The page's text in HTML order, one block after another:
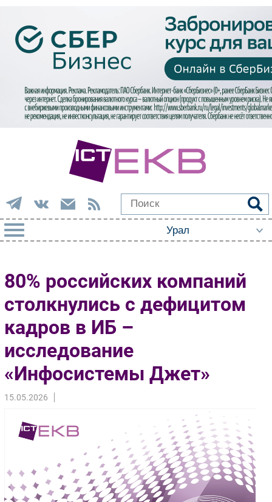
Импорто­замещение
Автоматизация Промышленности
Интернет
Мобильная связь
Фиксированная связь
Интеграция
Рынок ПК
Торговые сети
Оборудование
Outsourcing
Кадры
80% российских компаний
столкнулись с дефицитом
кадров в ИБ –
исследование
«Инфосистемы Джет»
15.05.2026